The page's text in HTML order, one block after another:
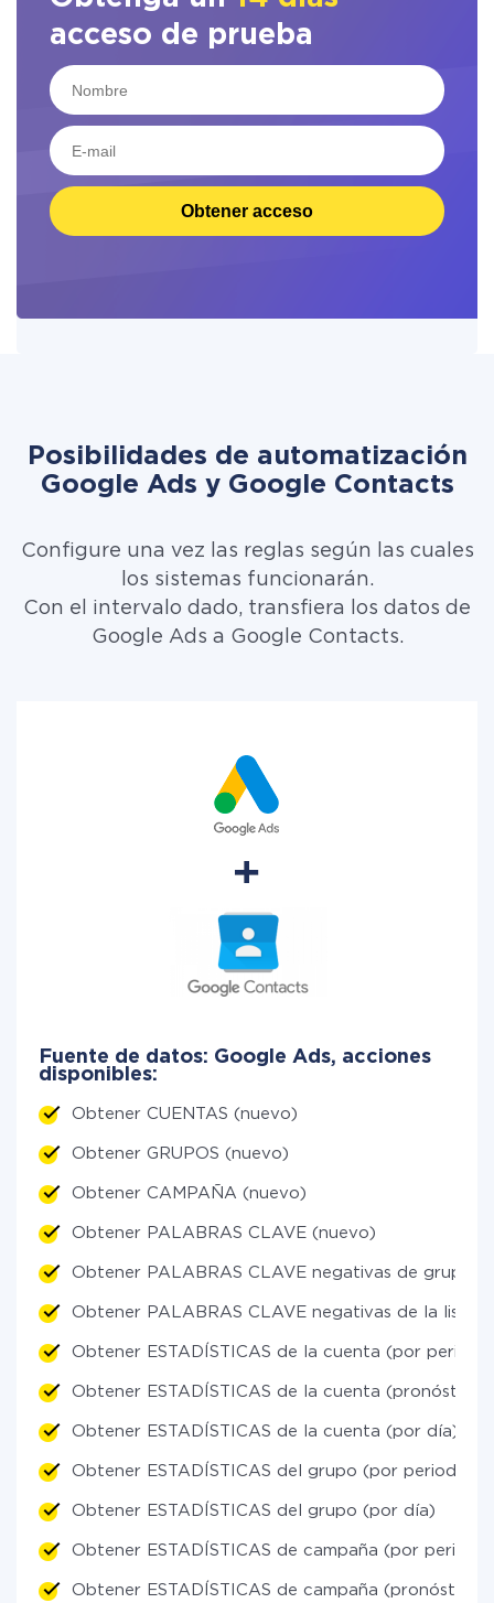
acceso de prueba
Obtener acceso
Posibilidades de automatización
Google Ads y Google Contacts
Configure una vez las reglas según las cuales
los sistemas funcionarán.
Con el intervalo dado, transfiera los datos de
Google Ads a Google Contacts.
Fuente de datos: Google Ads, acciones
disponibles:
Obtener CUENTAS (nuevo)
Obtener GRUPOS (nuevo)
Obtener CAMPAÑA (nuevo)
Obtener PALABRAS CLAVE (nuevo)
Obtener PALABRAS CLAVE negativas de grupos
Obtener PALABRAS CLAVE negativas de la lista
Obtener ESTADÍSTICAS de la cuenta (por
Obtener ESTADÍSTICAS de la cuenta (pronóstico
Obtener ESTADÍSTICAS de la cuenta (por día)
Obtener ESTADÍSTICAS del grupo (por periodos)
Obtener ESTADÍSTICAS del grupo (por día)
Obtener ESTADÍSTICAS de campaña (por
Obtener ESTADÍSTICAS de campaña (pronóstico